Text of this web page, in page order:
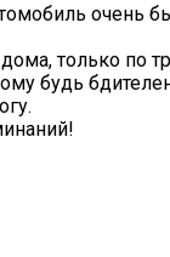
очень
только по
будь